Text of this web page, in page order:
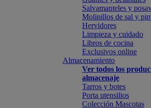
Salvamanteles y
Molinillos de sal y
Hervidores
Limpieza y cuidado
Libros de cocina
Exclusivos online
Almacenamiento
Ver todos los
almacenaje
Tarros y botes
Porta utensilios
Colección Mascotas